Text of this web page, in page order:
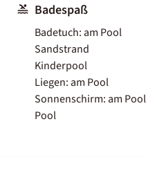
Badespaß
Badetuch: am Pool
Sandstrand
Kinderpool
Liegen: am Pool
Sonnenschirm: am Pool
Pool